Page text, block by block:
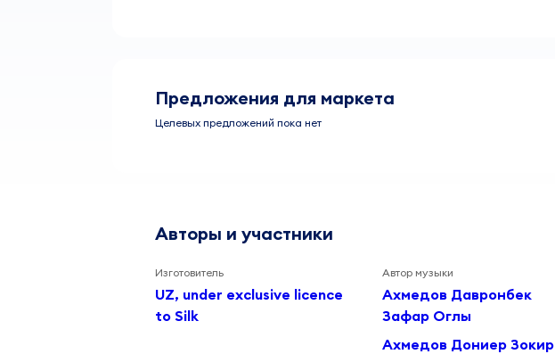
Предложения для маркета
Целевых предложений пока нет
Авторы и участники
Изготовитель
UZ, under exclusive licence
to Silk
Автор музыки
Ахмедов Давронбек
Зафар Оглы
Ахмедов Дониер Зокир